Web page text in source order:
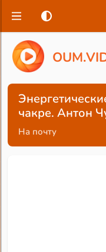
OUM.VI
чакре. Антон
На почту